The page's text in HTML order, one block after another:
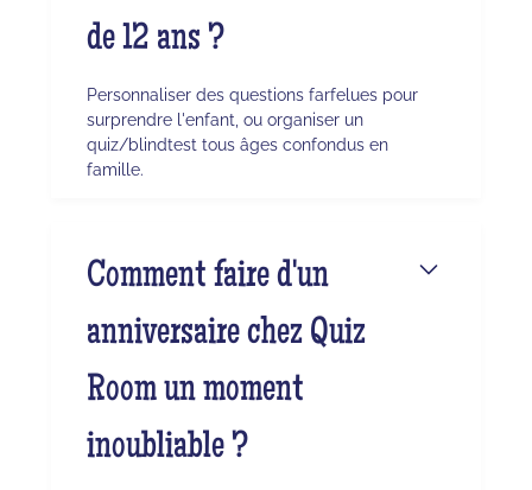
de 12 ans ?
Personnaliser des questions farfelues pour
surprendre l'enfant, ou organiser un
quiz/blindtest tous âges confondus en
famille.
Comment faire d'un
anniversaire chez Quiz
Room un moment
inoubliable ?